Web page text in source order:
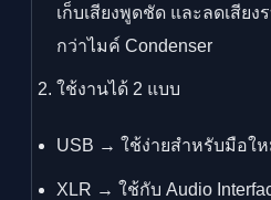
เก็บเสียงพูดชัด และลดเสีย
กว่าไมค์ Condenser
ใช้งานได้ 2 แบบ
USB → ใช้ง่ายสำหรับมือใ
XLR → ใช้กับ Audio